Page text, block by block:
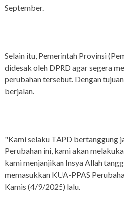
September.
Selain itu, Pemerintah Provinsi
didesak oleh DPRD agar segera
perubahan tersebut. Dengan
berjalan.
"Kami selaku TAPD bertanggung
Perubahan ini, kami akan
kami menjanjikan Insya Allah
memasukkan KUA-PPAS
Kamis (4/9/2025) lalu.